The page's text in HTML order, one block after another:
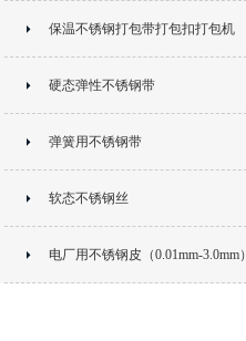
保温不锈钢打包带打包扣打包机
硬态弹性不锈钢带
弹簧用不锈钢带
软态不锈钢丝
电厂用不锈钢皮（0.01mm-3.0mm）